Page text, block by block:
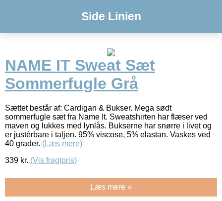
Side Linien
NAME IT Sweat Sæt
Sommerfugle Grå
Sættet består af: Cardigan & Bukser. Mega sødt
sommerfugle sæt fra Name It. Sweatshirten har flæser ved
maven og lukkes med lynlås. Bukserne har snørre i livet og
er justérbare i taljen. 95% viscose, 5% elastan. Vaskes ved
40 grader. (Læs mere)
339 kr. (Vis fragtpris)
Læs mere »